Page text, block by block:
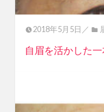
2018年5月5日／
自眉を活かした